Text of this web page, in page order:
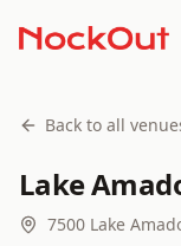
Back to all
Lake
7500 Lake